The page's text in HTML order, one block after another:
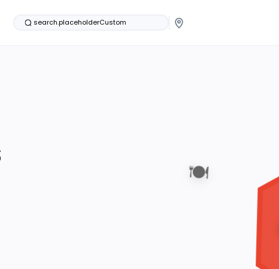
search.placeholderCustom
🍽️